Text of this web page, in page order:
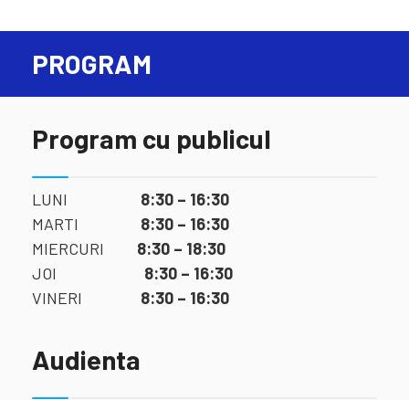
PROGRAM
Program cu publicul
LUNI 8:30 – 16:30
MARTI 8:30 – 16:30
MIERCURI 8:30 – 18:30
JOI 8:30 – 16:30
VINERI 8:30 – 16:30
Audienta